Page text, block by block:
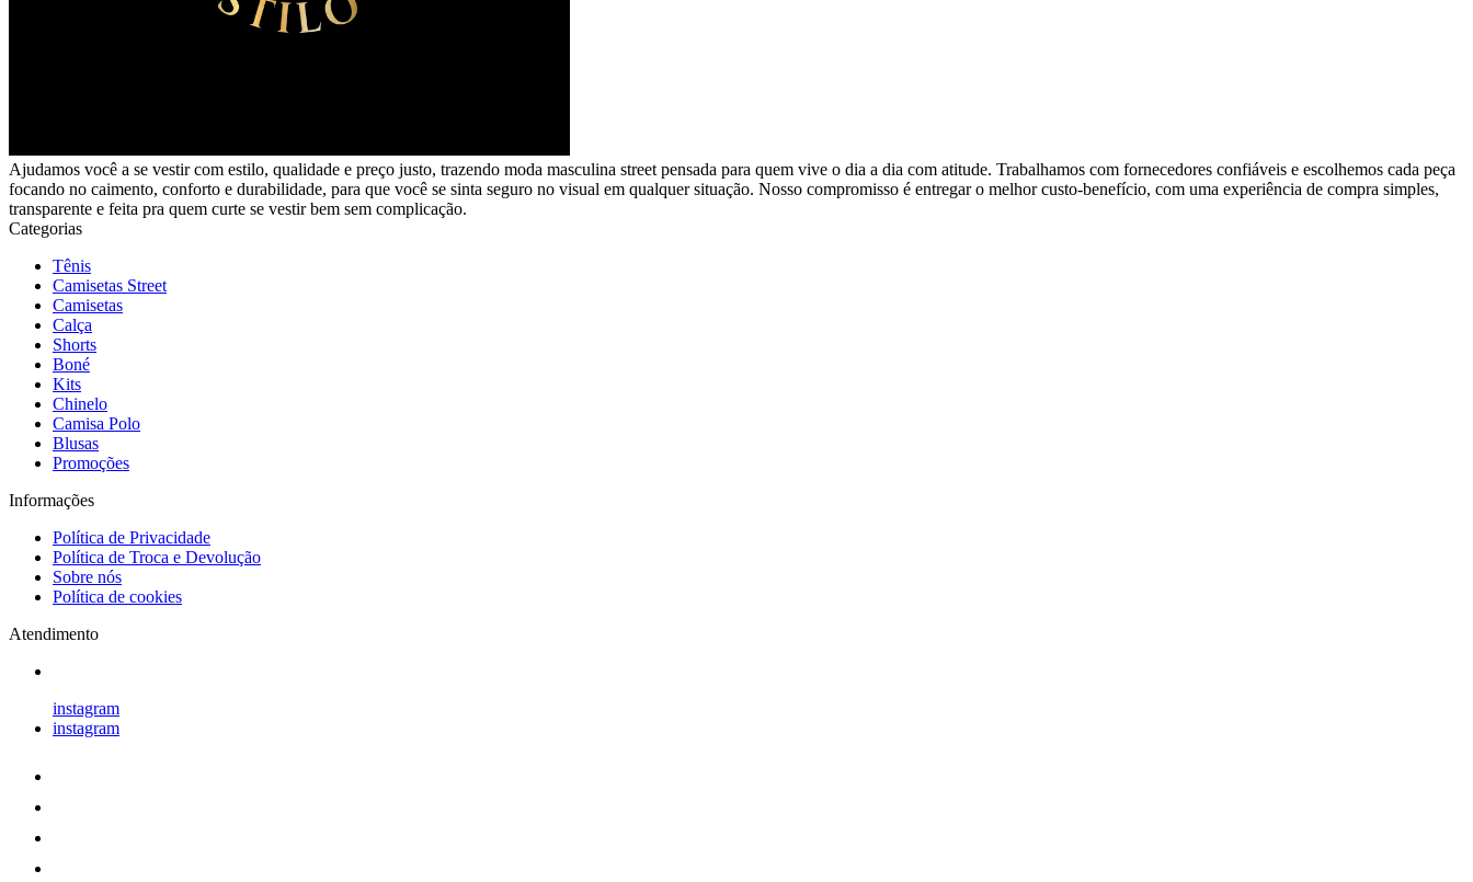
Ajudamos você a se vestir com estilo, qualidade e preço justo, trazendo moda masculina street pensada para quem vive o dia a dia com atitude. Trabalhamos com fornecedores confiáveis e escolhemos cada peça
focando no caimento, conforto e durabilidade, para que você se sinta seguro no visual em qualquer situação. Nosso compromisso é entregar o melhor custo-benefício, com uma experiência de compra simples,
transparente e feita pra quem curte se vestir bem sem complicação.
Categorias
Tênis
Camisetas Street
Camisetas
Calça
Shorts
Boné
Kits
Chinelo
Camisa Polo
Blusas
Promoções
Informações
Política de Privacidade
Política de Troca e Devolução
Sobre nós
Política de cookies
Atendimento
instagram
instagram